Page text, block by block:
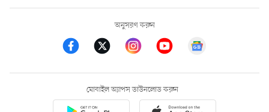
অনুসরণ করুন
মোবাইল অ্যাপস ডাউনলোড করুন